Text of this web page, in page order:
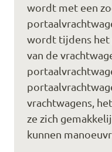
wordt met een
wordt tijdens het
van de
vrachtwagens,
ze zich
kunnen